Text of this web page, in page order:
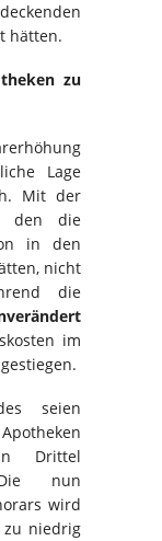
hätten.
zu
Lage
Mit der
den die
in den
nicht
die
im
seien
Drittel
nun
wird
niedrig